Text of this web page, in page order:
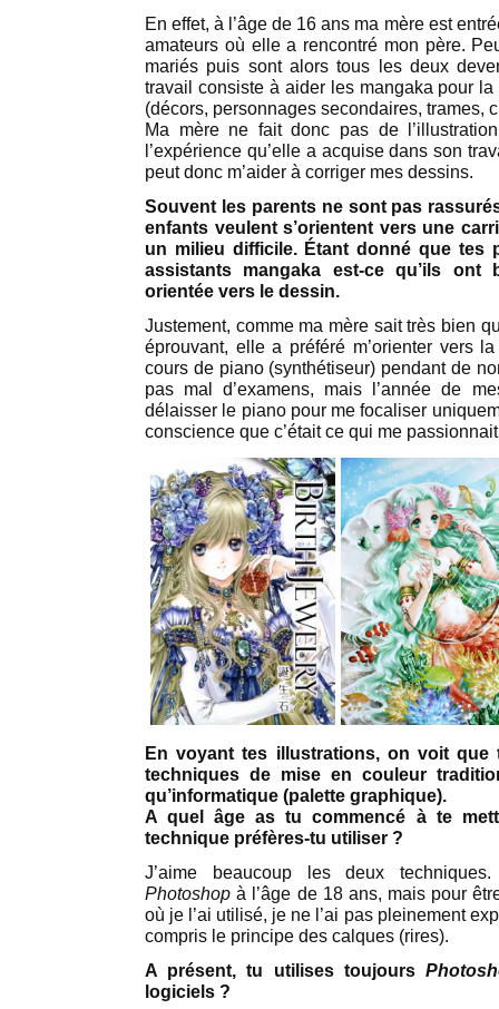
En effet, à l’âge de 16 ans ma mère est
amateurs où elle a rencontré mon père.
mariés puis sont alors tous les deux
travail consiste à aider les mangaka pour
(décors, personnages secondaires, trames,
Ma mère ne fait donc pas de
l’expérience qu’elle a acquise dans son
peut donc m’aider à corriger mes dessins.
Souvent les parents ne sont pas
enfants veulent s’orientent vers une
un milieu difficile. Étant donné que tes
assistants mangaka est-ce qu’ils ont
orientée vers le dessin.
Justement, comme ma mère sait très bien
éprouvant, elle a préféré m’orienter vers
cours de piano (synthétiseur) pendant de
pas mal d’examens, mais l’année de
délaisser le piano pour me focaliser
conscience que c’était ce qui me
En voyant tes illustrations, on voit
techniques de mise en couleur
qu’informatique (palette graphique).
A quel âge as tu commencé à te
technique préfères-tu utiliser ?
J’aime beaucoup les deux
Photoshop à l’âge de 18 ans, mais pour
où je l’ai utilisé, je ne l’ai pas pleinement
compris le principe des calques (rires).
A présent, tu utilises toujours
logiciels ?